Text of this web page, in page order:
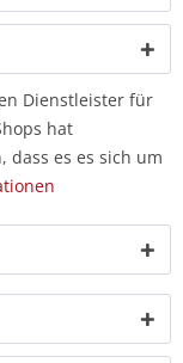
Dienstleister für
hat
dass es es sich um